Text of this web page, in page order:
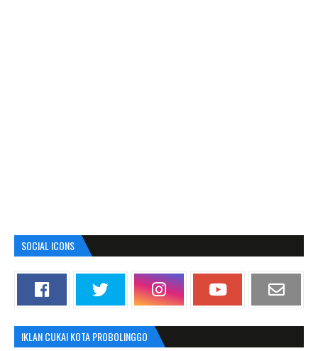
SOCIAL ICONS
IKLAN CUKAI KOTA PROBOLINGGO